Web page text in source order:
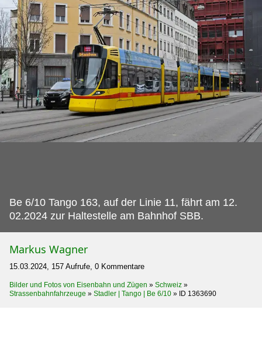
Be 6/10 Tango 163, auf der Linie 11, fährt am 12.
02.2024 zur Haltestelle am Bahnhof SBB.
Markus Wagner
15.03.2024, 157 Aufrufe, 0 Kommentare
Bilder und Fotos von Eisenbahn und Zügen » Schweiz »
Strassenbahnfahrzeuge » Stadler | Tango | Be 6/10 » ID 1363690